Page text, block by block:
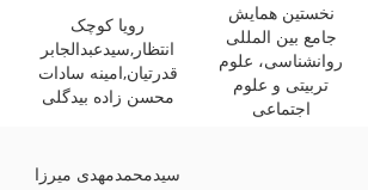
رویا کوچک
انتظار,سیدعبدالجابر
قدرتیان,امینه سادات
محسن زاده بیدگلی
نخستین همایش
جامع بین المللی
روانشناسی، علوم
تربیتی و علوم
اجتماعی
سیدمحمدمهدی میرزا